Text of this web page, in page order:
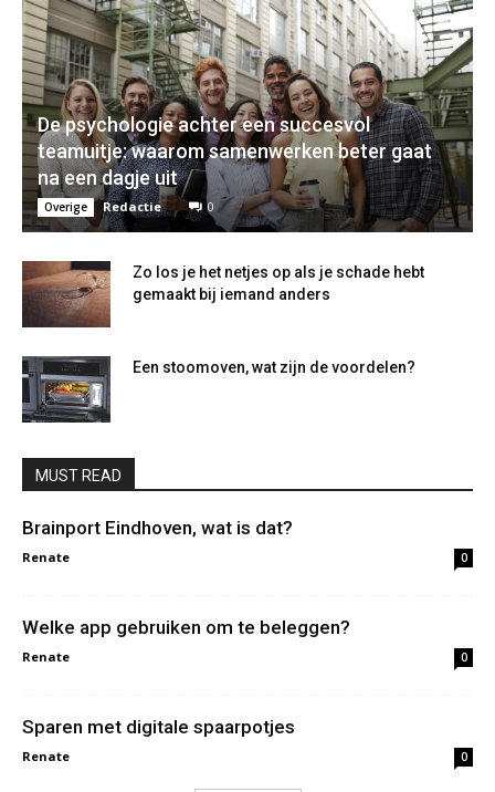
De psychologie achter een succesvol
teamuitje: waarom samenwerken beter gaat
na een dagje uit
Overige Redactie 0
Zo los je het netjes op als je schade hebt
gemaakt bij iemand anders
Een stoomoven, wat zijn de voordelen?
MUST READ
Brainport Eindhoven, wat is dat?
Renate 0
Welke app gebruiken om te beleggen?
Renate 0
Sparen met digitale spaarpotjes
Renate 0